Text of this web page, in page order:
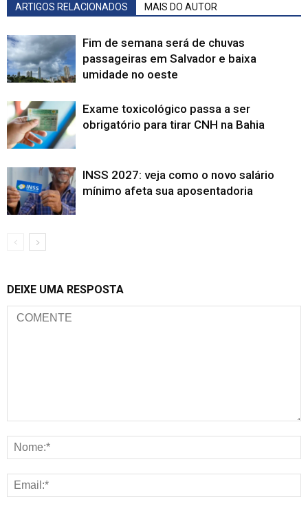
ARTIGOS RELACIONADOS MAIS DO AUTOR
Fim de semana será de chuvas
passageiras em Salvador e baixa
umidade no oeste
Exame toxicológico passa a ser
obrigatório para tirar CNH na Bahia
INSS 2027: veja como o novo salário
mínimo afeta sua aposentadoria
DEIXE UMA RESPOSTA